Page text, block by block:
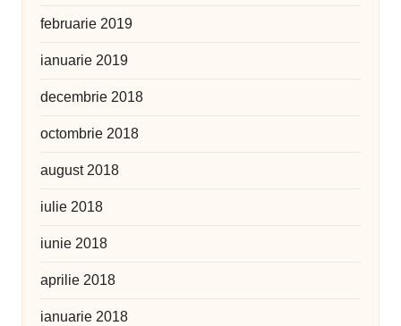
februarie 2019
ianuarie 2019
decembrie 2018
octombrie 2018
august 2018
iulie 2018
iunie 2018
aprilie 2018
ianuarie 2018